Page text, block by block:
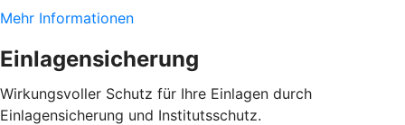
Mehr Informationen
Einlagensicherung
Wirkungsvoller Schutz für Ihre Einlagen durch
Einlagensicherung und Institutsschutz.